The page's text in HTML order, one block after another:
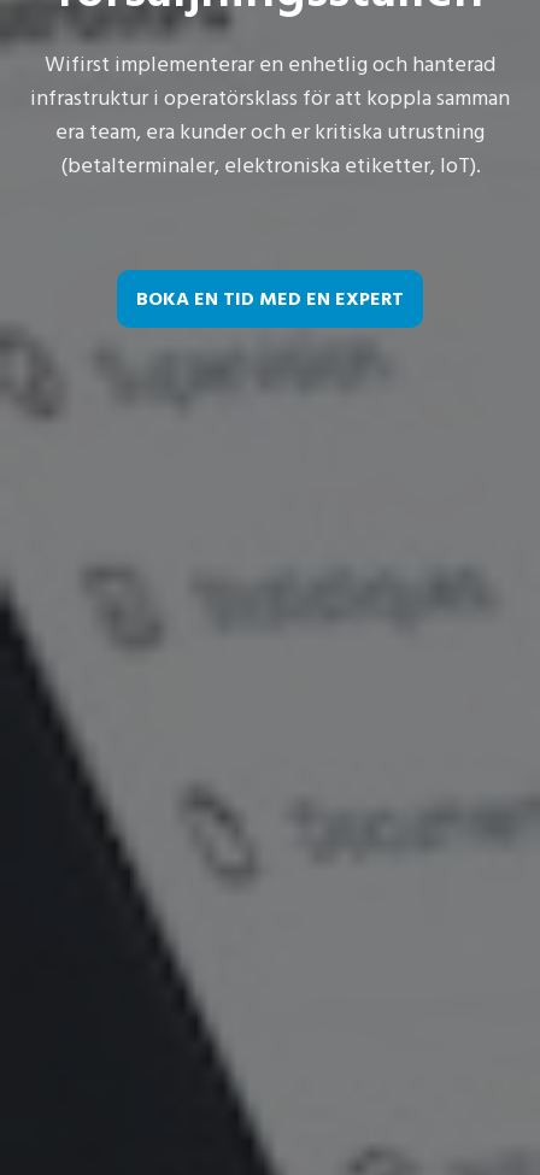
Wifirst implementerar en enhetlig och hanterad
infrastruktur i operatörsklass för att koppla samman
era team, era kunder och er kritiska utrustning
(betalterminaler, elektroniska etiketter, IoT).
BOKA EN TID MED EN EXPERT